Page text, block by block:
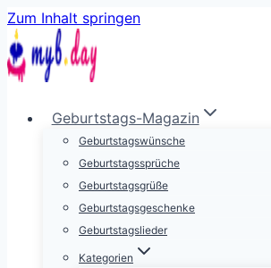
Zum Inhalt springen
Geburtstags-Magazin
Geburtstagswünsche
Geburtstagssprüche
Geburtstagsgrüße
Geburtstagsgeschenke
Geburtstagslieder
Kategorien